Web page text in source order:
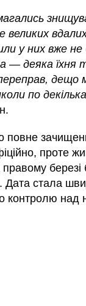
великих
у них вже не
— деяка їхня
дещо
по
повне
проте
правому
Дата стала
контролю над